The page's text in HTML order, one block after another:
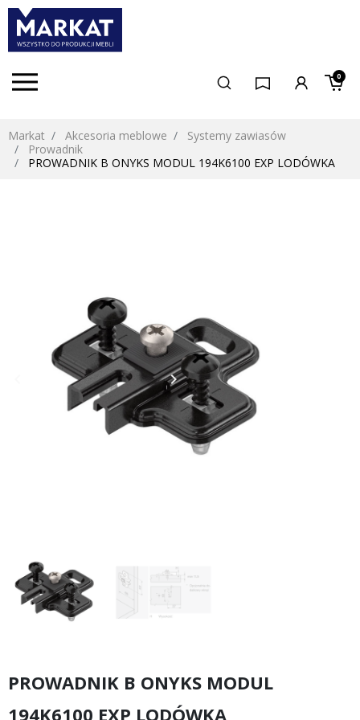
0
Markat Akcesoria meblowe
Systemy zawiasów
Prowadnik
PROWADNIK B ONYKS MODUL 194K6100 EXP LODÓWKA
Następny
keyboard_arrow_right
PROWADNIK B ONYKS MODUL
194K6100 EXP LODÓWKA